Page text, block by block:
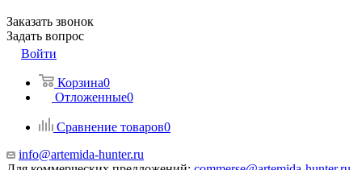
Заказать звонок
Задать вопрос
Войти
Корзина0
Отложенные0
Сравнение товаров0
info@artemida-hunter.ru